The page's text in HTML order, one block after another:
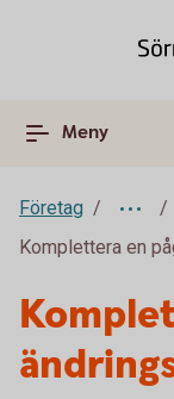
Meny
Företag
Komplettera en